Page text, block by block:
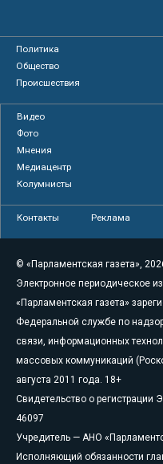
Политика
Общество
Происшествия
Видео
Фото
Мнения
Медиацентр
Колумнисты
Контакты Реклама
© «Парламентская газета»,
Электронное периодическое
«Парламентская газета»
Федеральной службе по
связи, информационных
массовых коммуникаций
августа 2011 года. 18+
Свидетельство о
46097
Учредитель — АНО
Исполняющий обязанности